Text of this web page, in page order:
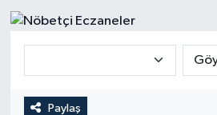
Paylaş
Belediye
Eğitim
Tüm Manşetler
Haber Arşivi